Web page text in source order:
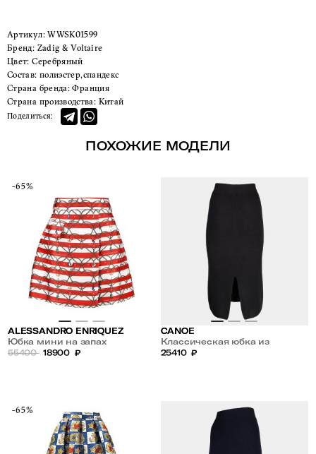
Артикул:WWSK01599
Бренд:
Zadig & Voltaire
Цвет:
Серебряный
Состав: полиэстер,спандекс
Страна бренда: Франция
Страна производства: Китай
Поделиться:
ПОХОЖИЕ МОДЕЛИ
-65%
ALESSANDRO ENRIQUEZ
Юбка мини на запах
55400 18900 ₽
CANOE
Классическая юбка из
кашемира и шерсти
25410 ₽
-65%